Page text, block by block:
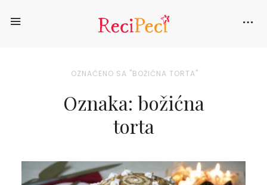
OZNAČENO SA "BOŽIĆNA TORTA"
Oznaka: božićna
torta